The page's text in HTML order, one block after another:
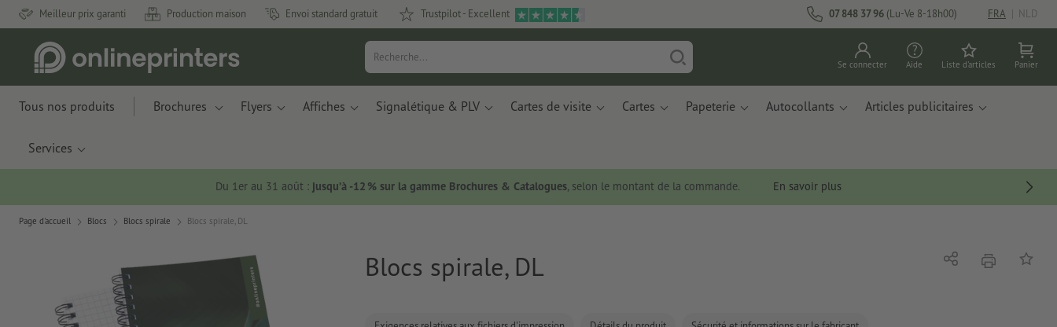
Meilleur prix garanti Production maison Envoi standard gratuit Trustpilot - Excellent 07 848 37 96 (Lu-Ve 8-18h00) FRA | NLD
Se connecter Aide Liste d'articles Panier
Tous nos produits Brochures Flyers Affiches Signalétique & PLV Cartes de visite Cartes Papeterie Autocollants Articles publicitaires
Services
Du 1er au 31 août : jusqu’à -12 % sur la gamme Brochures & Catalogues, selon le montant de la commande. En savoir plus
Page d'accueil Blocs Blocs spirale Blocs spirale, DL
Blocs spirale, DL Partagerimprimer